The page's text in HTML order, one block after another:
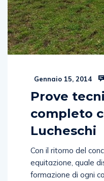
Gennaio 15, 2014
Prove
completo
Lucheschi
Con il ritorno del
equitazione, quale
formazione di ogni